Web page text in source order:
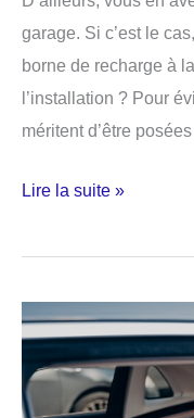
garage. Si c’est le
borne de recharge à
l’installation ? Pour
méritent d’être
Les
à
avec
installateur
Lire la suite »